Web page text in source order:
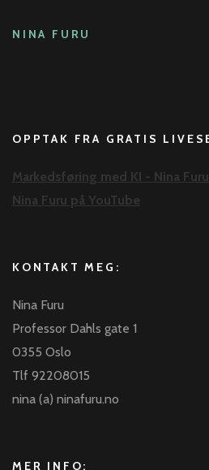
NINA FURU
OPPTAK FRA GRATIS
Markedsføring med KI - Nina
Nina Furu på YouTube
KONTAKT MEG:
Nina Furu
Professor Dahls gate 1
0355 Oslo
Tlf 92208015
nina (a) ninafuru.no
MER INFO: